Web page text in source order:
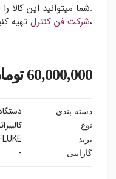
.شما میتوانید این کالا
،شرکت فن کنترل تهیه
60,000,000 تومان
دسته بندی
نوع
برند
گارانتی -